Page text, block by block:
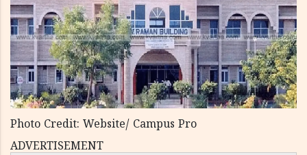
Photo Credit: Website/ Campus Pro
ADVERTISEMENT